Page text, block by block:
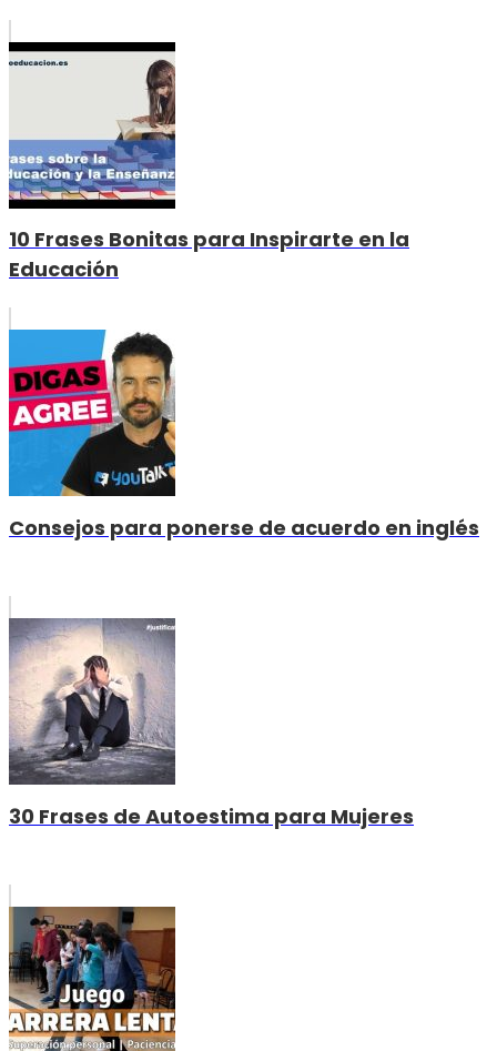
10 Frases Bonitas para Inspirarte en la
Educación
Consejos para ponerse de acuerdo en inglés
30 Frases de Autoestima para Mujeres